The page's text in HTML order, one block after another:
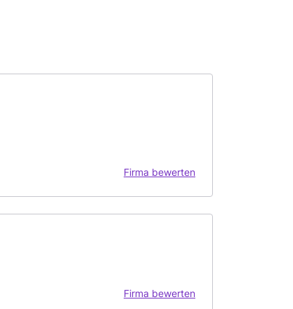
Firma bewerten
Firma bewerten